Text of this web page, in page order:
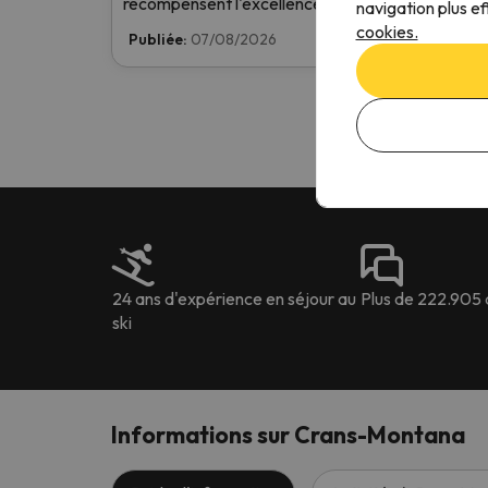
Votez dès maintenant et aidez-nous à atteindre la
Publiée: 07/08/2026
24 ans d'expérience en séjour au
ski
Plus de 222.905
Informations sur Crans-Montana
navigation plus
cookies.